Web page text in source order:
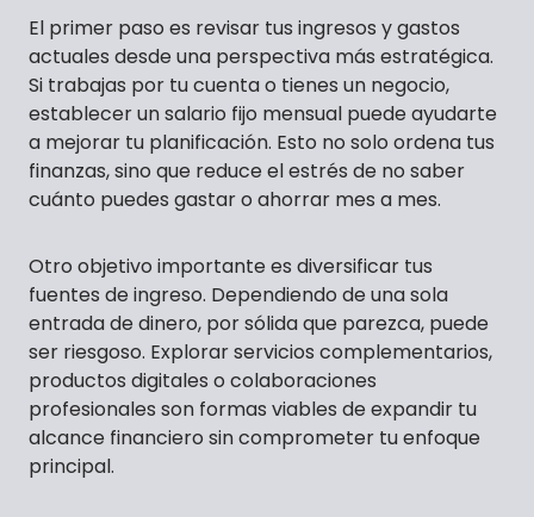
El primer paso es revisar tus ingresos y gastos
actuales desde una perspectiva más estratégica.
Si trabajas por tu cuenta o tienes un negocio,
establecer un salario fijo mensual puede ayudarte
a mejorar tu planificación. Esto no solo ordena tus
finanzas, sino que reduce el estrés de no saber
cuánto puedes gastar o ahorrar mes a mes.
Otro objetivo importante es diversificar tus
fuentes de ingreso. Dependiendo de una sola
entrada de dinero, por sólida que parezca, puede
ser riesgoso. Explorar servicios complementarios,
productos digitales o colaboraciones
profesionales son formas viables de expandir tu
alcance financiero sin comprometer tu enfoque
principal.